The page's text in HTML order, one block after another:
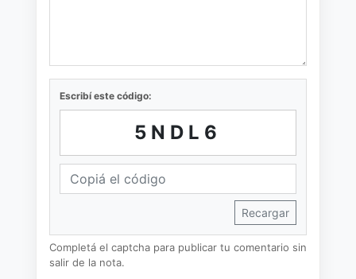
Escribí este código:
5NDL6
Recargar
Completá el captcha para publicar tu comentario sin
salir de la nota.